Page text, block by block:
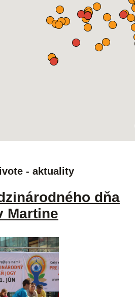
- aktuality
dňa
Martine